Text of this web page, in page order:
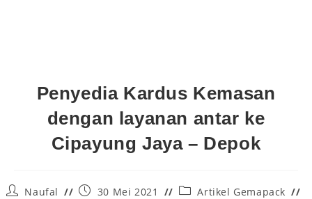
Penyedia Kardus Kemasan
dengan layanan antar ke
Cipayung Jaya – Depok
Naufal 30 Mei 2021
Artikel Gemapack